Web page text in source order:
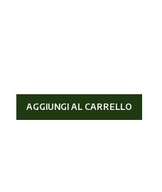
AGGIUNGI AL CARRELLO